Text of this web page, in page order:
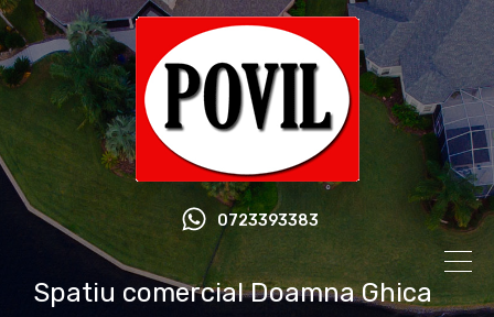
0723393383
Spatiu comercial Doamna Ghica